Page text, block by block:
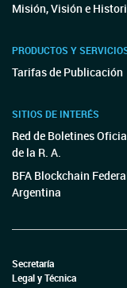
Misión, Visión e
PRODUCTOS Y
Tarifas de Publicación
SITIOS DE INTERÉS
Red de Boletines
de la R. A.
BFA Blockchain
Argentina
Secretaría
Legal y Técnica